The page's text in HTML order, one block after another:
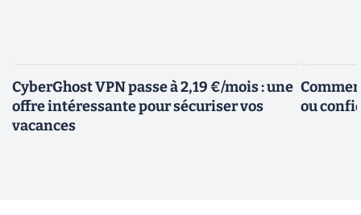
CyberGhost VPN passe à 2,19 €/mois : une
offre intéressante pour sécuriser vos
vacances
ou